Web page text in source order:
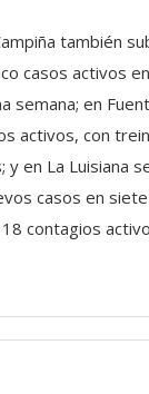
también
casos activos
semana; en
activos, con
en La Luisiana
casos en
contagios